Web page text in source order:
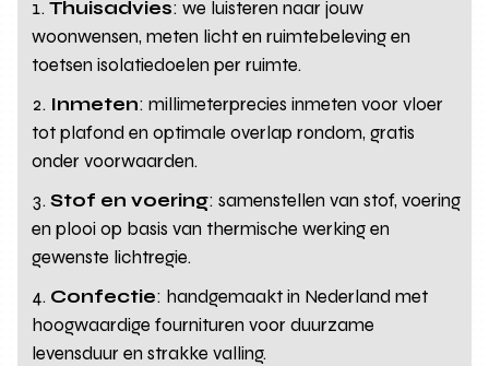
Thuisadvies: we luisteren naar jouw
woonwensen, meten licht en ruimtebeleving en
toetsen isolatiedoelen per ruimte.
Inmeten: millimeterprecies inmeten voor vloer
tot plafond en optimale overlap rondom, gratis
onder voorwaarden.
Stof en voering: samenstellen van stof, voering
en plooi op basis van thermische werking en
gewenste lichtregie.
Confectie: handgemaakt in Nederland met
hoogwaardige fournituren voor duurzame
levensduur en strakke valling.